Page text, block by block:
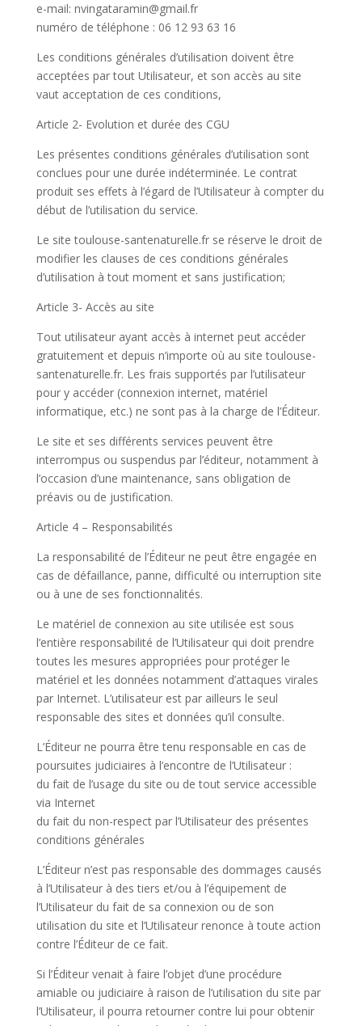
e-mail: nvingataramin@gmail.fr
numéro de téléphone : 06 12 93 63 16
Les conditions générales d’utilisation doivent être
acceptées par tout Utilisateur, et son accès au site
vaut acceptation de ces conditions,
Article 2- Evolution et durée des CGU
Les présentes conditions générales d’utilisation sont
conclues pour une durée indéterminée. Le contrat
produit ses effets à l’égard de l’Utilisateur à compter du
début de l’utilisation du service.
Le site toulouse-santenaturelle.fr se réserve le droit de
modifier les clauses de ces conditions générales
d’utilisation à tout moment et sans justification;
Article 3- Accès au site
Tout utilisateur ayant accès à internet peut accéder
gratuitement et depuis n’importe où au site toulouse-
santenaturelle.fr. Les frais supportés par l’utilisateur
pour y accéder (connexion internet, matériel
informatique, etc.) ne sont pas à la charge de l’Éditeur.
Le site et ses différents services peuvent être
interrompus ou suspendus par l’éditeur, notamment à
l’occasion d’une maintenance, sans obligation de
préavis ou de justification.
Article 4 – Responsabilités
La responsabilité de l’Éditeur ne peut être engagée en
cas de défaillance, panne, difficulté ou interruption site
ou à une de ses fonctionnalités.
Le matériel de connexion au site utilisée est sous
l’entière responsabilité de l’Utilisateur qui doit prendre
toutes les mesures appropriées pour protéger le
matériel et les données notamment d’attaques virales
par Internet. L’utilisateur est par ailleurs le seul
responsable des sites et données qu’il consulte.
L’Éditeur ne pourra être tenu responsable en cas de
poursuites judiciaires à l’encontre de l’Utilisateur :
du fait de l’usage du site ou de tout service accessible
via Internet
du fait du non-respect par l’Utilisateur des présentes
conditions générales
L’Éditeur n’est pas responsable des dommages causés
à l’Utilisateur à des tiers et/ou à l’équipement de
l’Utilisateur du fait de sa connexion ou de son
utilisation du site et l’Utilisateur renonce à toute action
contre l’Éditeur de ce fait.
Si l’Éditeur venait à faire l’objet d’une procédure
amiable ou judiciaire à raison de l’utilisation du site par
l’Utilisateur, il pourra retourner contre lui pour obtenir